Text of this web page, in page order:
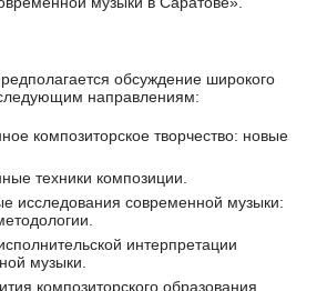
обсуждение широкого
направлениям:
композиторское творчество: новые
техники композиции.
исследования современной музыки:
интерпретации
музыки.
композиторского образования